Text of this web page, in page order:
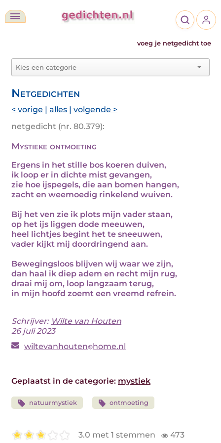
voeg je netgedicht toe
Netgedichten
< vorige | alles | volgende >
netgedicht (nr. 80.379):
Mystieke ontmoeting
Ergens in het stille bos koeren duiven,
ik loop er in dichte mist gevangen,
zie hoe ijspegels, die aan bomen hangen,
zacht en weemoedig rinkelend wuiven.
Bij het ven zie ik plots mijn vader staan,
op het ijs liggen dode meeuwen,
heel lichtjes begint het te sneeuwen,
vader kijkt mij doordringend aan.
Bewegingsloos blijven wij waar we zijn,
dan haal ik diep adem en recht mijn rug,
draai mij om, loop langzaam terug,
in mijn hoofd zoemt een vreemd refrein.
Schrijver: Wilte van Houten
26 juli 2023
wiltevanhouten home.nl
Geplaatst in de categorie: mystiek
natuurmystiek ontmoeting
3.0 met 1 stemmen 473